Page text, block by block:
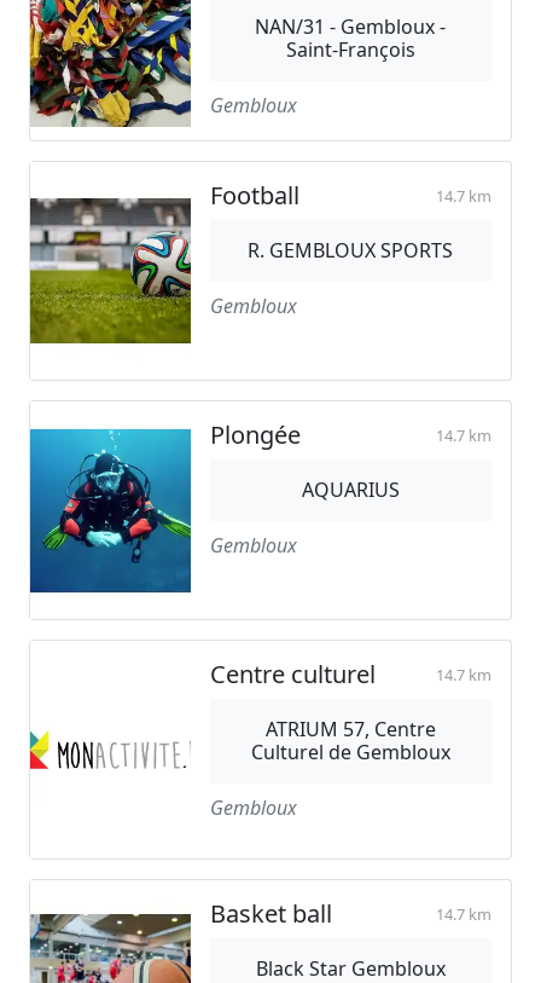
NAN/31 - Gembloux -
Saint-François
Gembloux
Football 14.7 km
R. GEMBLOUX SPORTS
Gembloux
Plongée 14.7 km
AQUARIUS
Gembloux
Centre culturel 14.7 km
ATRIUM 57, Centre
Culturel de Gembloux
Gembloux
Basket ball 14.7 km
Black Star Gembloux